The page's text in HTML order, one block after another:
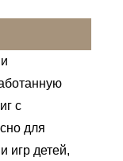
с
для
игр детей,